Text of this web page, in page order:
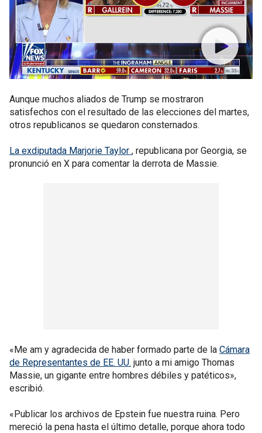
Aunque muchos aliados de Trump se mostraron
satisfechos con el resultado de las elecciones del martes,
otros republicanos se quedaron consternados.
La exdiputada Marjorie Taylor , republicana por Georgia, se
pronunció en X para comentar la derrota de Massie.
«Me am y agradecida de haber formado parte de la Cámara
de Representantes de EE. UU. junto a mi amigo Thomas
Massie, un gigante entre hombres débiles y patéticos»,
escribió.
«Publicar los archivos de Epstein fue nuestra ruina. Pero
mereció la pena hasta el último detalle, porque ahora todo